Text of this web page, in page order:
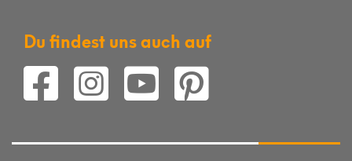
Du findest uns auch auf